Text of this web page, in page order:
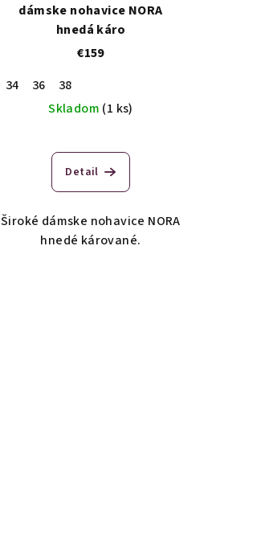
dámske nohavice NORA
hnedá káro
€159
34
36
38
Skladom (1 ks)
Detail
Široké dámske nohavice NORA
hnedé kárované.